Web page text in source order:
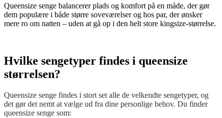
Queensize senge balancerer plads og komfort på en måde, der gør
dem populære i både større soveværelser og hos par, der ønsker
mere ro om natten – uden at gå op i den helt store kingsize-størrelse.
Hvilke sengetyper findes i queensize
størrelsen?
Queensize senge findes i stort set alle de velkendte sengetyper, og
det gør det nemt at vælge ud fra dine personlige behov. Du finder
queensize senge som: